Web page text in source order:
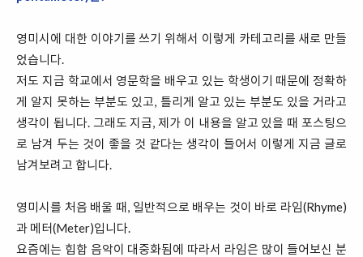
영미시에 대한 이야기를 쓰기 위해서 이렇게 카테고리를 새로 만들
었습니다.
저도 지금 학교에서 영문학을 배우고 있는 학생이기 때문에 정확하
게 알지 못하는 부분도 있고, 틀리게 알고 있는 부분도 있을 거라고
생각이 됩니다. 그래도 지금, 제가 이 내용을 알고 있을 때 포스팅으
로 남겨 두는 것이 좋을 것 같다는 생각이 들어서 이렇게 지금 글로
남겨보려고 합니다.
영미시를 처음 배울 때, 일반적으로 배우는 것이 바로 라임(Rhyme)
과 메터(Meter)입니다.
요즘에는 힙합 음악이 대중화됨에 따라서 라임은 많이 들어보신 분